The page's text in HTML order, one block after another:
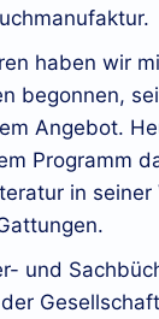
haben wir
begonnen,
Angebot.
Programm
in seiner
und